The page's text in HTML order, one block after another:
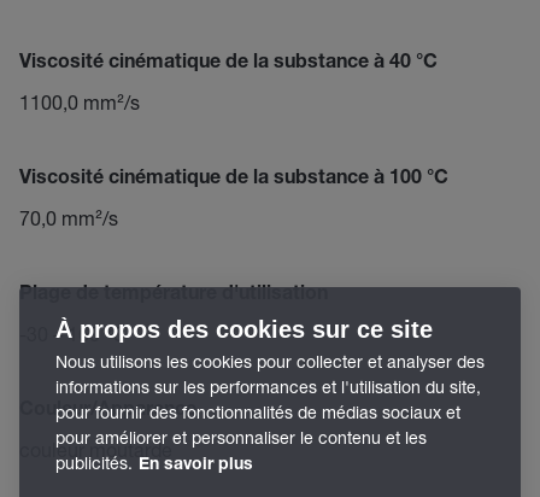
Viscosité cinématique de la substance à 40 °C
1100,0 mm²/s
Viscosité cinématique de la substance à 100 °C
70,0 mm²/s
Plage de température d'utilisation
-30 – 160 °C
Couleur/Apparence
couleur moutarde
À propos des cookies sur ce site
Nous utilisons les cookies pour collecter et analyser des
informations sur les performances et l'utilisation du site,
pour fournir des fonctionnalités de médias sociaux et
pour améliorer et personnaliser le contenu et les
publicités. En savoir plus